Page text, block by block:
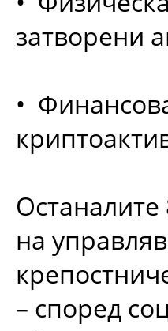
затворени
•
на
– според